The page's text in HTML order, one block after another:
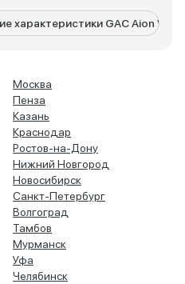
характеристики GAC Aion V
Москва
Пенза
Казань
Краснодар
Ростов-на-Дону
Нижний Новгород
Новосибирск
Санкт-Петербург
Волгоград
Тамбов
Мурманск
Уфа
Челябинск